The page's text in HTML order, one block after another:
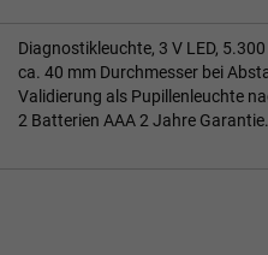
Diagnostikleuchte, 3 V LED,
ca. 40 mm Durchmesser bei
Validierung als Pupillenleuchte
2 Batterien AAA 2 Jahre Garantie.